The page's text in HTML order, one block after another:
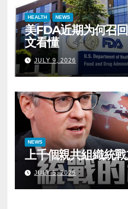
HEALTH NEWS
美FDA近期为何召
文看懂
JULY 9, 2026
NEWS
上千個親共組織統
JULY 5, 2026